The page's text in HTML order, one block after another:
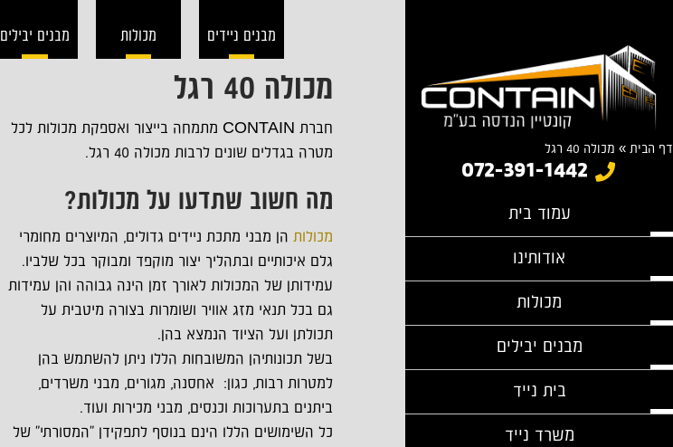
דף הבית » מכולה 40 רגל
072-391-1442
עמוד בית
אודותינו
מכולות
מבנים יבילים
בית נייד
משרד נייד
מבנים ניידים מכולות מבנים יבילים
מכולה 40 רגל
חברת CONTAIN מתמחה בייצור ואספקת מכולות לכל
מטרה בגדלים שונים לרבות מכולה 40 רגל.
מה חשוב שתדעו על מכולות?
מכולותהן מבני מתכת ניידים גדולים, המיוצרים מחומרי
גלם איכותיים ובתהליך יצור מוקפד ומבוקר בכל שלביו.
עמידותן של המכולות לאורך זמן הינה גבוהה והן עמידות
גם בכל תנאי מזג אוויר ושומרות בצורה מיטבית על
תכולתן ועל הציוד הנמצא בהן.
בשל תכונותיהן המשובחות הללו ניתן להשתמש בהן
למטרות רבות, כגון: אחסנה, מגורים, מבני משרדים,
ביתנים בתערוכות וכנסים, מבני מכירות ועוד.
כל השימושים הללו הינם בנוסף לתפקידן "המסורתי" של